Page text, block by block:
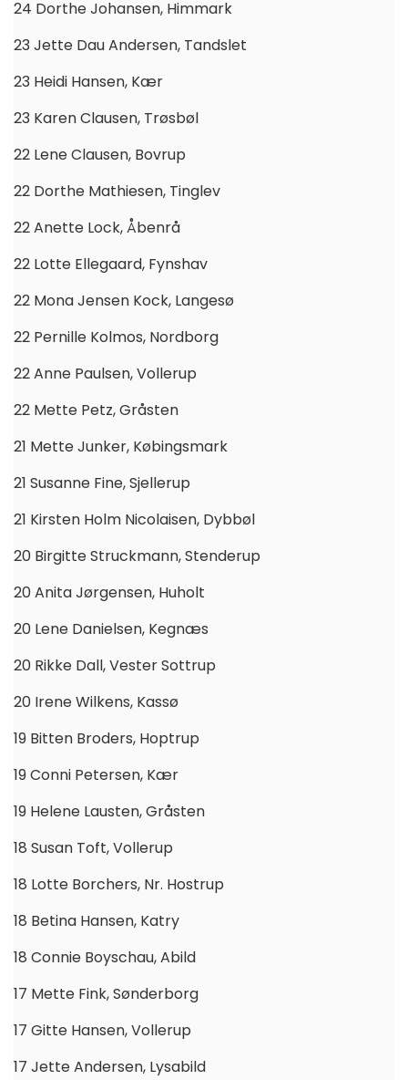
24 Dorthe Johansen, Himmark
23 Jette Dau Andersen, Tandslet
23 Heidi Hansen, Kær
23 Karen Clausen, Trøsbøl
22 Lene Clausen, Bovrup
22 Dorthe Mathiesen, Tinglev
22 Anette Lock, Åbenrå
22 Lotte Ellegaard, Fynshav
22 Mona Jensen Kock, Langesø
22 Pernille Kolmos, Nordborg
22 Anne Paulsen, Vollerup
22 Mette Petz, Gråsten
21 Mette Junker, Købingsmark
21 Susanne Fine, Sjellerup
21 Kirsten Holm Nicolaisen, Dybbøl
20 Birgitte Struckmann, Stenderup
20 Anita Jørgensen, Huholt
20 Lene Danielsen, Kegnæs
20 Rikke Dall, Vester Sottrup
20 Irene Wilkens, Kassø
19 Bitten Broders, Hoptrup
19 Conni Petersen, Kær
19 Helene Lausten, Gråsten
18 Susan Toft, Vollerup
18 Lotte Borchers, Nr. Hostrup
18 Betina Hansen, Katry
18 Connie Boyschau, Abild
17 Mette Fink, Sønderborg
17 Gitte Hansen, Vollerup
17 Jette Andersen, Lysabild